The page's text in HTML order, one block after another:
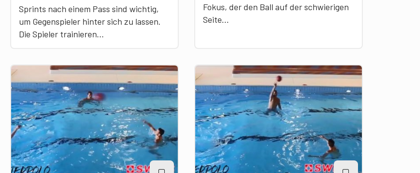
Sprints nach einem Pass sind wichtig,
um Gegenspieler hinter sich zu lassen.
Die Spieler trainieren...
Fokus, der den Ball auf der schwierigen
Seite...